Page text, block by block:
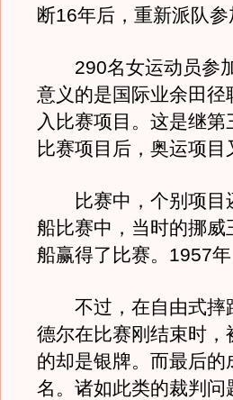
断16年后，重新派队参
290名女运动员参加
意义的是国际业余田
入比赛项目。这是继
比赛项目后，奥运项目
比赛中，个别项目还
船比赛中，当时的挪威
船赢得了比赛。1957
不过，在自由式摔
德尔在比赛刚结束时
的却是银牌。而最后
名。诸如此类的裁判